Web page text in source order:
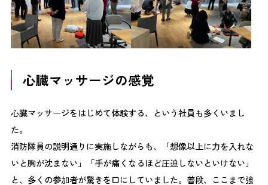
心臓マッサージの感覚
心臓マッサージをはじめて体験する、という社員も多くいまし
た。
消防隊員の説明通りに実施しながらも、「想像以上に力を入れな
いと胸が沈まない」「手が痛くなるほど圧迫しないといけない」
と、多くの参加者が驚きを口にしていました。普段、ここまで強